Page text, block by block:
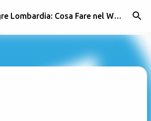
ai contenuti principali Eventi e Sagre Lombardia: Cosa Fare nel Weekend | Weekendidea